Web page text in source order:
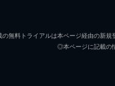
無料トライアルは本ページ経由の新規
◎本ページに記載の